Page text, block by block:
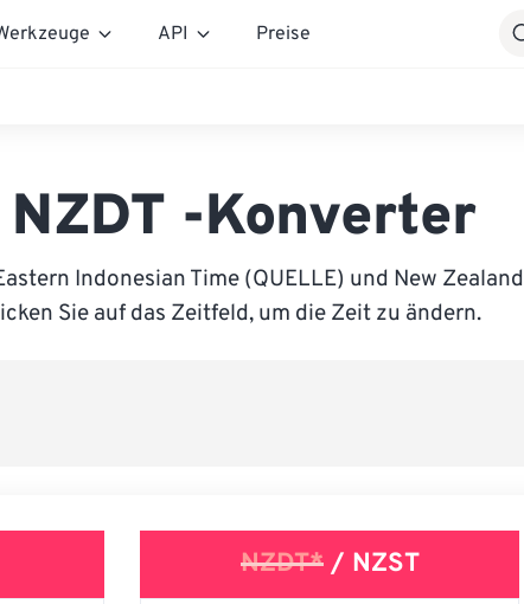
API Preise
-Konverter
Indonesian Time (QUELLE) und New Zealand
Sie auf das Zeitfeld, um die Zeit zu ändern.
NZDT*/ NZST